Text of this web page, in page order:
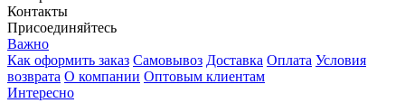
Контакты
Присоединяйтесь
Важно
Как оформить заказ Самовывоз Доставка Оплата Условия
возврата О компании Оптовым клиентам
Интересно